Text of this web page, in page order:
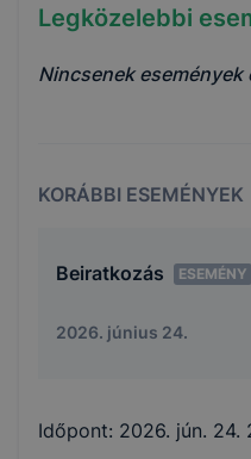
Legközelebbi
Nincsenek események
KORÁBBI ESEMÉNYEK
Beiratkozás ESEMÉNY
2026. június 24.
Időpont: 2026. jún. 24.